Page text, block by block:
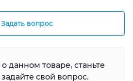
Задать вопрос
данном товаре, станьте
свой вопрос.